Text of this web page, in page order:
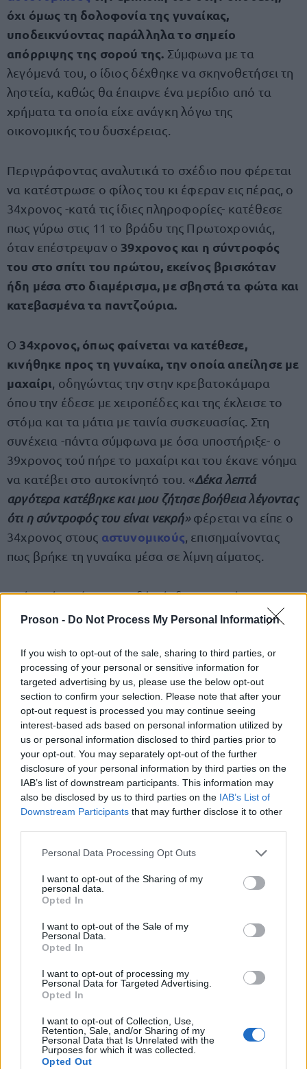
Proson - Do Not Process My Personal Information
If you wish to opt-out of the sale, sharing to third parties, or
processing of your personal or sensitive information for
targeted advertising by us, please use the below opt-out
section to confirm your selection. Please note that after your
opt-out request is processed you may continue seeing
interest-based ads based on personal information utilized by
us or personal information disclosed to third parties prior to
your opt-out. You may separately opt-out of the further
disclosure of your personal information by third parties on the
IAB’s list of downstream participants. This information may
also be disclosed by us to third parties on the IAB’s List of
Downstream Participants that may further disclose it to other
Please note that this website/app uses one or more Google
not limited to your visit or usage behaviour. You may click to
grant or deny consent to Google and its third-party tags to
use your data for below specified purposes in below Google
consent section.
Personal Data Processing Opt Outs
I want to opt-out of the Sharing of my
personal data.
Opted In
I want to opt-out of the Sale of my
Personal Data.
Opted In
I want to opt-out of processing my
Personal Data for Targeted Advertising.
Opted In
I want to opt-out of Collection, Use,
Retention, Sale, and/or Sharing of my
Personal Data that Is Unrelated with the
Purposes for which it was collected.
Opted Out
όχι όμως τη δολοφονία της γυναίκας,
υποδεικνύοντας παράλληλα το σημείο
απόρριψης της σορού της. Σύμφωνα με τα
λεγόμενά του, ο ίδιος δέχθηκε να σκηνοθετήσει τη
ληστεία, καθώς θα έπαιρνε ένα μερίδιο από τα
χρήματα τα οποία είχε ανάγκη λόγω της
οικονομικής του δυσχέρειας.
Περιγράφοντας αναλυτικά το σχέδιο που φέρεται
να κατέστρωσε ο φίλος του κι έφεραν εις πέρας, ο
34χρονος -κατά τις ίδιες πληροφορίες- κατέθεσε
πως γύρω στις 11 το βράδυ της Πρωτοχρονιάς,
όταν επέστρεψαν ο 39χρονος και η σύντροφός
του στο σπίτι του πρώτου, εκείνος βρισκόταν
ήδη μέσα στο διαμέρισμα, με σβηστά τα φώτα και
κατεβασμένα τα παντζούρια.
Ο 34χρονος, όπως φαίνεται να κατέθεσε,
κινήθηκε προς τη γυναίκα, την οποία απείλησε με
μαχαίρι , οδηγώντας την στην κρεβατοκάμαρα
όπου την έδεσε με χειροπέδες και της έκλεισε το
στόμα και τα μάτια με ταινία συσκευασίας. Στη
συνέχεια -πάντα σύμφωνα με όσα υποστήριξε- ο
39χρονος τού πήρε το μαχαίρι και του έκανε νόημα
να κατέβει στο αυτοκίνητό του. «Δέκα λεπτά
αργότερα κατέβηκε και μου ζήτησε βοήθεια λέγοντας
ότι η σύντροφός του είναι νεκρή»φέρεται να είπε ο
34χρονος στους αστυνομικούς , επισημαίνοντας
πως βρήκε τη γυναίκα μέσα σε λίμνη αίματος.
Από εκεί και έπειτα, οι δύο άνδρες επιχείρησαν να
εξαφανίσουν τα ίχνη της άτυχης εγκύου. Σύμφωνα
σώμα της σε βαλίτσα,τύπου μπαούλο, και το
μετέφεραν με το αυτοκίνητο του 34χρονου,
τέσσερα χιλιόμετρα ανατολικά του Μονοπήγαδου,
στη δημοτική ενότητα Βασιλικών, του δήμου
Θέρμης, όπου το απέρριψαν σε θάμνους. Οι
κινήσεις τους μπροστά από την οικοδομή του
διαμερίσματος όπως επίσης η πορεία του οχήματος
καταγράφηκαν από κάμερες ασφαλείας, το υλικό
των οποίων εξετάστηκε από τιςΑρχές.
Το χρονικό του φρικτού εγκλήματος
Σύμφωνα με τα όσα έχουν γίνει γνωστά μέχρι
τώρα, στις 22.00 το βράδυ της Πρωτοχρονιάς, η
41χρονηέφυγε από την εργασία της και μετέβη
με το σύντροφό της στο σπίτι του.
ο οποίος είχε προσυνεννοηθεί με τον σύντροφό
της και ενεργούσε σύμφωνα με σχέδιο που είχαν
καταστρώσει οι δυο τους. Αφού ο ίδιος την
ακινητοποίησε με την απειλή μαχαιριού, στη
συνέχεια ο 39χρονος φέρεται να της έδεσε τα